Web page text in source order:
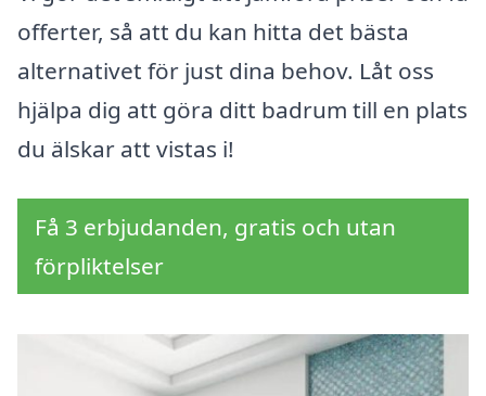
offerter, så att du kan hitta det bästa
alternativet för just dina behov. Låt oss
hjälpa dig att göra ditt badrum till en plats
du älskar att vistas i!
Få 3 erbjudanden, gratis och utan
förpliktelser